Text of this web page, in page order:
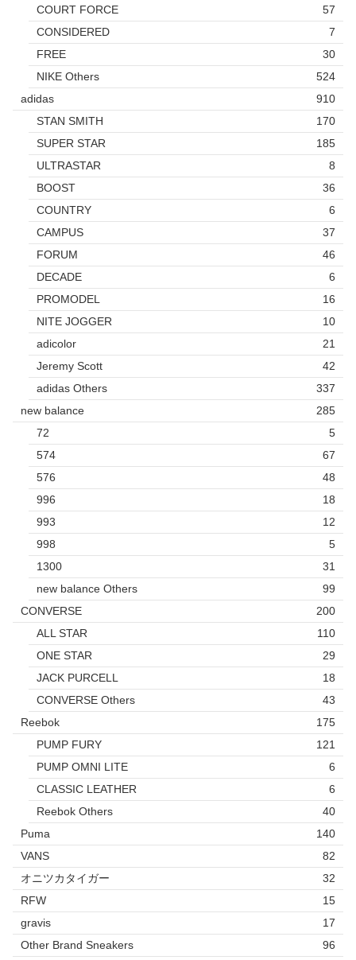
COURT FORCE
57
CONSIDERED
7
FREE
30
NIKE Others
524
adidas
910
STAN SMITH
170
SUPER STAR
185
ULTRASTAR
8
BOOST
36
COUNTRY
6
CAMPUS
37
FORUM
46
DECADE
6
PROMODEL
16
NITE JOGGER
10
adicolor
21
Jeremy Scott
42
adidas Others
337
new balance
285
72
5
574
67
576
48
996
18
993
12
998
5
1300
31
new balance Others
99
CONVERSE
200
ALL STAR
110
ONE STAR
29
JACK PURCELL
18
CONVERSE Others
43
Reebok
175
PUMP FURY
121
PUMP OMNI LITE
6
CLASSIC LEATHER
6
Reebok Others
40
Puma
140
VANS
82
オニツカタイガー
32
RFW
15
gravis
17
Other Brand Sneakers
96